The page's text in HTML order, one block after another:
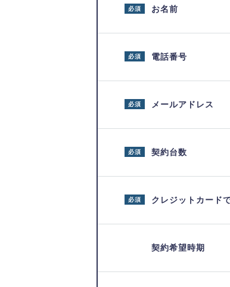
お名前
必須
電話番号
必須
メールアドレス
必須
契約台数
必須
クレジットカード
必須
契約希望時期